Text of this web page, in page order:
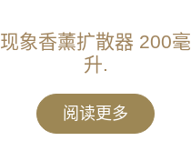
现象香薰扩散器 200毫
升.
阅读更多